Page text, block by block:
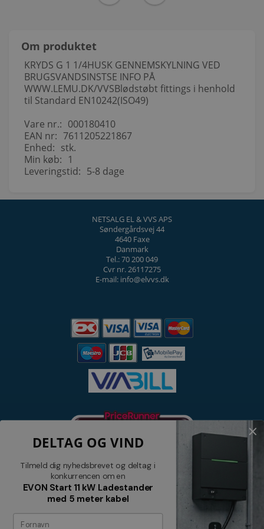
Om produktet
KRYDS G 1 1/4HUSK GENNEMSKYLNING VED
BRUGSVANDSINSTSE INFO PÅ
WWW.LEMU.DK/VVSBlødstøbt fittings i henhold
til Standard EN10242(ISO49)
Vare nr.: 000180410
EAN nr: 7611205221867
Enhed: stk.
Min køb: 1
Leveringstid: 5-8 dage
NETSALG EL & VVS APS
Søndergårdsvej 44
4640 Faxe
Danmark
Tel.: 70 200 049
Cvr nr. 26117275
E-mail: info@elvvs.dk
Nyhedsbrev
DELTAG OG VIND
Tilmeld dig nyhedsbrevet og deltag i
konkurrencen om en
EVON Start 11 kW Ladestander
med 5 meter kabel